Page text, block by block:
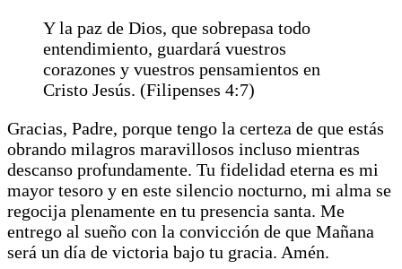
Y la paz de Dios, que sobrepasa todo
entendimiento, guardará vuestros
corazones y vuestros pensamientos en
Cristo Jesús. (Filipenses 4:7)
Gracias, Padre, porque tengo la certeza de que estás
obrando milagros maravillosos incluso mientras
descanso profundamente. Tu fidelidad eterna es mi
mayor tesoro y en este silencio nocturno, mi alma se
regocija plenamente en tu presencia santa. Me
entrego al sueño con la convicción de que Mañana
será un día de victoria bajo tu gracia. Amén.